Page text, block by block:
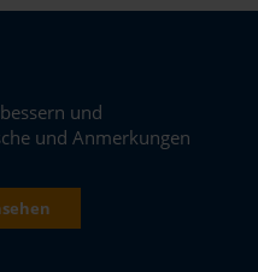
und
und Anmerkungen